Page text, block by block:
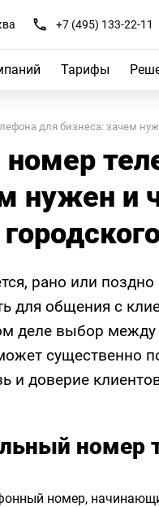
+7 (495) 133-22-11
Тарифы
для бизнеса: зачем
нужен и
рано или поздно
для общения с
деле выбор между
существенно
и доверие
номер
номер,